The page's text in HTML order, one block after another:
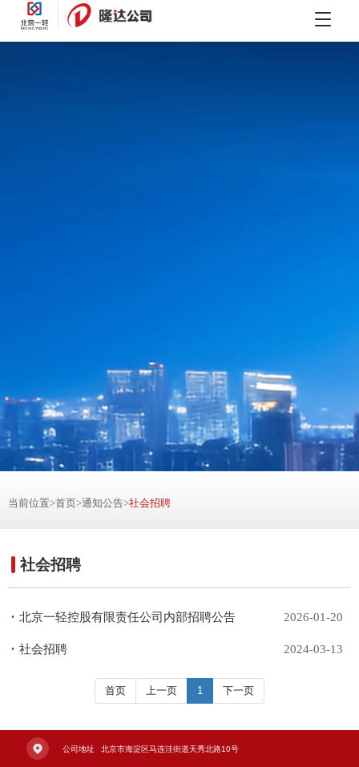
当前位置>首页>通知公告>社会招聘
社会招聘
北京一轻控股有限责任公司内部招聘公告 2026-01-20
社会招聘 2024-03-13
首页 上一页 1 下一页
公司地址 北京市海淀区马连洼街道天秀北路10号